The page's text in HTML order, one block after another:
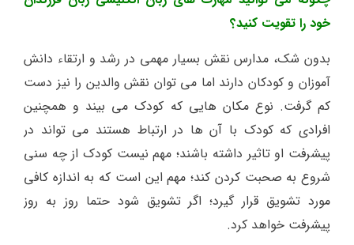
خود را تقویت کنید؟
بدون شک، مدارس نقش بسیار مهمی در رشد و ارتقاء دانش
آموزان و کودکان دارند اما می توان نقش والدین را نیز دست
کم گرفت. نوع مکان هایی که کودک می بیند و همچنین
افرادی که کودک با آن ها در ارتباط هستند می تواند در
پیشرفت او تاثیر داشته باشند؛ مهم نیست کودک از چه سنی
شروع به صحبت کردن کند؛ مهم این است که به اندازه کافی
مورد تشویق قرار گیرد؛ اگر تشویق شود حتما روز به روز
پیشرفت خواهد کرد.